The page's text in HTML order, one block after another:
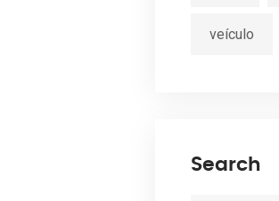
veículo
Search